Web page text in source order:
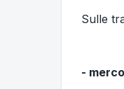
Sulle
-